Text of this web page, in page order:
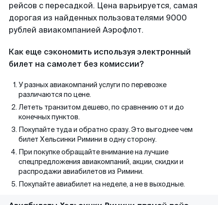
рейсов с пересадкой. Цена варьируется, самая
дорогая из найденных пользователями 9000
рублей авиакомпанией Аэрофлот.
Как еще сэкономить используя электронный
билет на самолет без комиссии?
У разных авиакомпаний услуги по перевозке
различаются по цене.
Лететь транзитом дешево, по сравнению от и до
конечных пунктов.
Покупайте туда и обратно сразу. Это выгоднее чем
билет Хельсинки Римини в одну сторону.
При покупке обращайте внимание на лучшие
спецпредложения авиакомпаний, акции, скидки и
распродажи авиабилетов из Римини.
Покупайте авиабилет на неделе, а не в выходные.